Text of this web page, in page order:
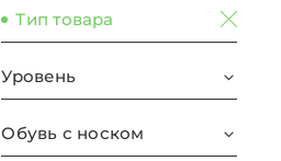
Тип товара
Уровень
Обувь с носком